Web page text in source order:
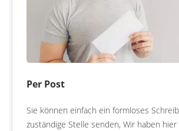
Per Post
Sie können einfach ein formloses
zuständige Stelle senden, Wir haben